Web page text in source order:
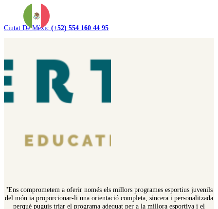
Ciutat De Mèxic (+52) 554 160 44 95
"Ens comprometem a oferir només els millors programes esportius juvenils
del món ia proporcionar-li una orientació completa, sincera i personalitzada
perquè puguis triar el programa adequat per a la millora esportiva i el